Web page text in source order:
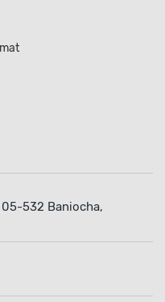
05-532 Baniocha,